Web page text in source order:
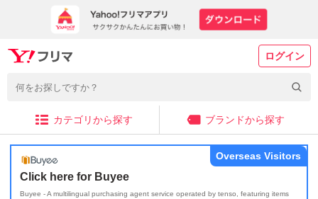
ログイン
カテゴリから探す ブランドから探す
Click here for Buyee
Buyee - A multilingual purchasing agent service operated by tenso, featuring items
Overseas Visitors